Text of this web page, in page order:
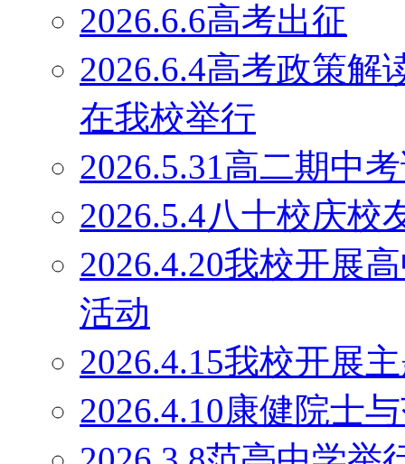
2026.6.6高考出征
2026.6.4高考政策解
在我校举行
2026.5.31高二期中
2026.5.4八十校庆校
2026.4.20我校开展
活动
2026.4.15我校开展
2026.4.10康健院士